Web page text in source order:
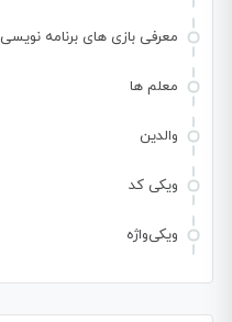
معرفی بازی های برنامه نویسی
معلم ها
والدین
ویکی کد
ویکی‌واژه